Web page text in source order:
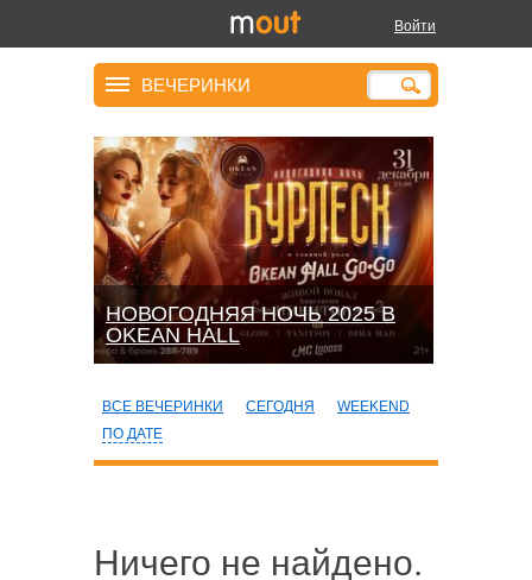
Войти
ВЕЧЕРИНКИ
НОВОГОДНЯЯ НОЧЬ 2025 В
OKEАN HALL
ВСЕ ВЕЧЕРИНКИ СЕГОДНЯ
WEEKEND
ПО ДАТЕ
Ничего не найдено.